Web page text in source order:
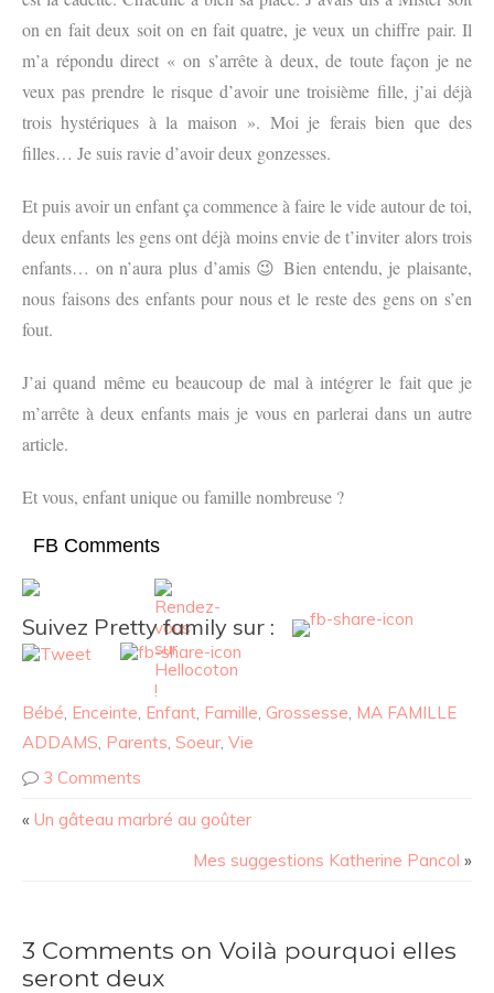
on en fait deux soit on en fait quatre, je veux un chiffre pair. Il
m’a répondu direct « on s’arrête à deux, de toute façon je ne
veux pas prendre le risque d’avoir une troisième fille, j’ai déjà
trois hystériques à la maison ». Moi je ferais bien que des
filles… Je suis ravie d’avoir deux gonzesses.
Et puisavoir un enfant ça commence à faire le vide autour de toi,
deux enfants les gens ont déjà moins envie de t’inviter alors trois
enfants… on n’aura plus d’amis 😉 Bien entendu, je plaisante,
nous faisons des enfants pour nous et le reste des gens on s’en
fout.
J’ai quand même eu beaucoup de mal à intégrer le fait que je
m’arrête à deux enfants mais je vous en parlerai dans un autre
article.
Et vous, enfant unique ou famille nombreuse ?
FB Comments
Suivez Pretty family sur :
Bébé Enceinte Enfant Famille Grossesse MA FAMILLE
ADDAMS Parents Soeur Vie
3 Comments
« Un gâteau marbré au goûter
Mes suggestions Katherine Pancol »
3 Comments on Voilà pourquoi elles
seront deux